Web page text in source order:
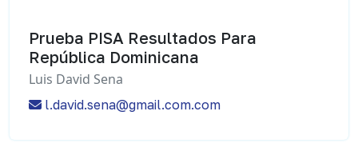
Prueba PISA Resultados Para
República Dominicana
Luis David Sena
l.david.sena@gmail.com.com